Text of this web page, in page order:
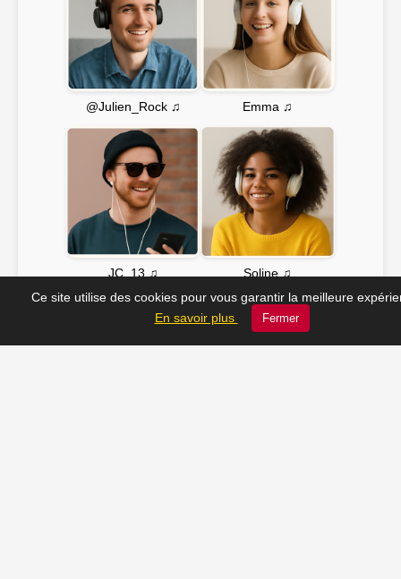
@Julien_Rock ♫ Emma ♫
JC_13 ♫ Soline ♫
📸 Tu veux apparaître ici ? Envoie-nous ta photo à
contact@radio-lechatelet.fr
Ce site utilise des cookies pour vous garantir la meilleure
En savoir plus
Fermer